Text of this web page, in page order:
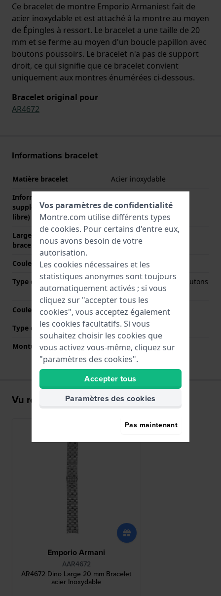
Ce bracelet de montre Emporio Armaniest fait de
acier inoxydable et est attaché à la montre au moyen
de Épingles à ressort. Le bracelet a une taille de 20
mm et se ferme au moyen d'un boucle papillon avec
boutons poussoirs. Le bracelet n'a pas de support
droit, ce qui signifie que ce bracelet convient
uniquement aux montres énumérées ci-dessous.
Bracelet original pour
AR4672
Informations bracelet
Matière bracelet
Acier inoxydable
Informations
supplémentaires (texte
libre)
Largeur de la patte (du
bracelet)
20 mm
Couleur du bracelet
Argent
Type de fermoir
Boucle papillon avec boutons
poussoirs
Couleur de fermoir
Argent
Type de montage
Épingles à ressort
Monture droite
Non
Vu récemment
Emporio Armani
AAR4672
AR4672 Dino Large 20 mm Bracelet
acier Inoxydable
Vos paramètres de confidentialité
Montre.com utilise différents types
de cookies. Pour certains d'entre eux,
nous avons besoin de votre
autorisation.
Les cookies nécessaires et les
statistiques anonymes sont toujours
automatiquement activés ; si vous
cliquez sur "accepter tous les
cookies", vous acceptez également
les cookies facultatifs. Si vous
souhaitez choisir les cookies que
vous activez vous-même, cliquez sur
"paramètres des cookies".
Accepter tous
Paramètres des cookies
Pas maintenant